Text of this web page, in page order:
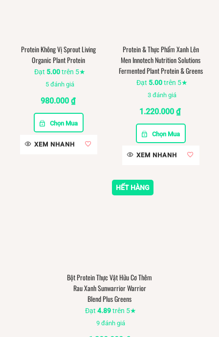
Protein Không Vị Sprout Living
Organic Plant Protein
Đạt 5.00trên 5★
5đánh giá
980.000 ₫
Chọn Mua
XEM NHANH
Protein & Thực Phẩm Xanh Lên
Men Innotech Nutrition Solutions
Fermented Plant Protein & Greens
Đạt 5.00trên 5★
3đánh giá
1.220.000 ₫
Chọn Mua
XEM NHANH
HẾT HÀNG
Bột Protein Thực Vật Hữu Cơ Thêm
Rau Xanh Sunwarrior Warrior
Blend Plus Greens
Đạt 4.89trên 5★
9 đánh giá